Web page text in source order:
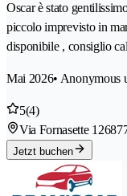
Oscar è stato
piccolo imprevisto in
disponibile , consiglio
Mai 2026• Anonymous
5(4)
Via Fornasette 12
Jetzt buchen